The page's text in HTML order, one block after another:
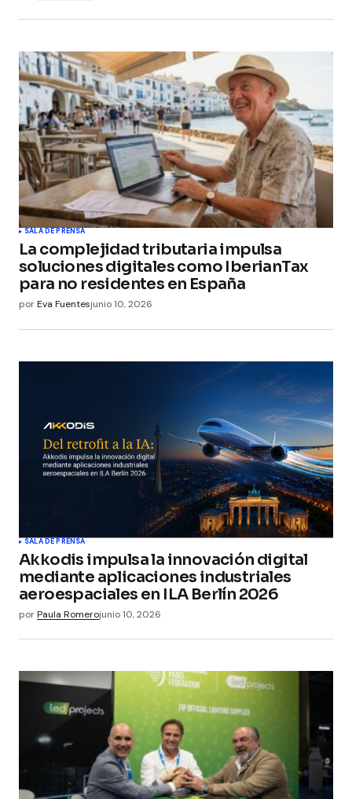
SALA DE PRENSA
La complejidad tributaria impulsa
soluciones digitales como IberianTax
para no residentes en España
porEva Fuentesjunio 10, 2026
SALA DE PRENSA
Akkodis impulsa la innovación digital
mediante aplicaciones industriales
aeroespaciales en ILA Berlín 2026
porPaula Romerojunio 10, 2026